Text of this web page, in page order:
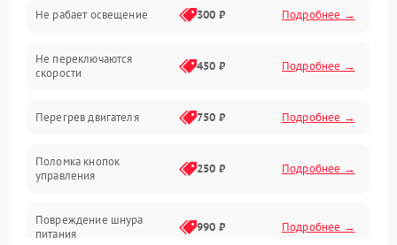
Механические повреждения
Электроника
Не рабает освещение 300 ₽ Подробнее →
Не переключаются
скорости
450 ₽ Подробнее →
Перегрев двигателя 750 ₽ Подробнее →
Поломка кнопок
управления
250 ₽ Подробнее →
Повреждение шнура
питания
990 ₽ Подробнее →